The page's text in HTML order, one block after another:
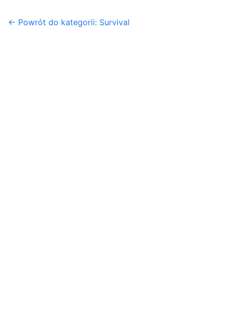
← Powrót do kategorii: Survival